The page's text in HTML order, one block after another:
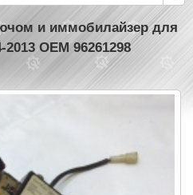
и иммобилайзер для
OEM 96261298